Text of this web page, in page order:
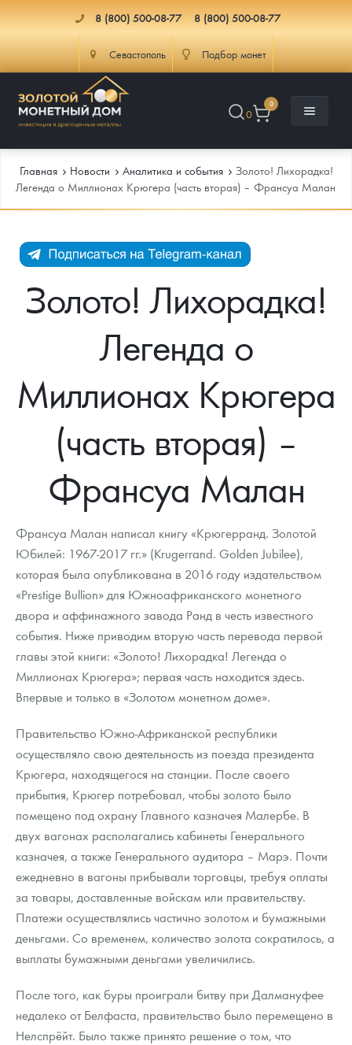
8 (800) 500-08-77 8 (800) 500-08-77
Севастополь Подбор монет
0
0
Каталог Монет
Инвестиционные монеты
Монеты Царской России
Монеты стран мира после 1950г
Георгий Победоносец
Золотой червонец Сеятель
Аксессуары
Гарри Поттер
Год Лошади
Жетоны "Необыкновенные обитатели глубин"
Ювелирные изделия
Наборы подарочных и коллекционных монет
Монеты и жетоны из недрагоценных металлов
Книги по нумизматике
Инфо
Как сделать заказ
Гарантии
Выкуп монет
Памятка для работы с монетами из драгметаллов
Условия возврата
Монеты
Политика использования Cookies
Положение по обработке и защите персональных данных
Доставка
Информация
Распродажа монет и жетонов
Аналитика и события
Итоги 2025 года. Прогноз курсов золота, серебра, платины на
2026 год
Котировки
Курс золота и серебра
Скупка слитков
Наши преимущества
Письмо директору
Пресс-служба
Главная Новости Аналитика и события
Золото! Лихорадка!
Легенда о Миллионах Крюгера (часть вторая) – Франсуа Малан
Золото! Лихорадка!
Легенда о
Миллионах Крюгера
(часть вторая) –
Франсуа Малан
Франсуа Малан написал книгу «Крюгерранд. Золотой
Юбилей: 1967-2017 гг.» (Krugerrand. Golden Jubilee),
которая была опубликована в 2016 году издательством
«Prestige Bullion» для Южноафриканского монетного
двора и аффинажного завода Ранд в честь известного
события. Ниже приводим вторую часть перевода первой
главы этой книги: «Золото! Лихорадка! Легенда о
Миллионах Крюгера»; первая часть находится здесь.
Впервые и только в «Золотом монетном доме».
Правительство Южно-Африканской республики
осуществляло свою деятельность из поезда президента
Крюгера, находящегося на станции. После своего
прибытия, Крюгер потребовал, чтобы золото было
помещено под охрану Главного казначея Малербе. В
двух вагонах располагались кабинеты Генерального
казначея, а также Генерального аудитора – Марэ. Почти
ежедневно в вагоны прибывали торговцы, требуя оплаты
за товары, доставленные войскам или правительству.
Платежи осуществлялись частично золотом и бумажными
деньгами. Со временем, количество золота сократилось, а
выплаты бумажными деньгами увеличились.
После того, как буры проиграли битву при Далмануфее
недалеко от Белфаста, правительство было перемещено в
Нелспрёйт. Было также принято решение о том, что